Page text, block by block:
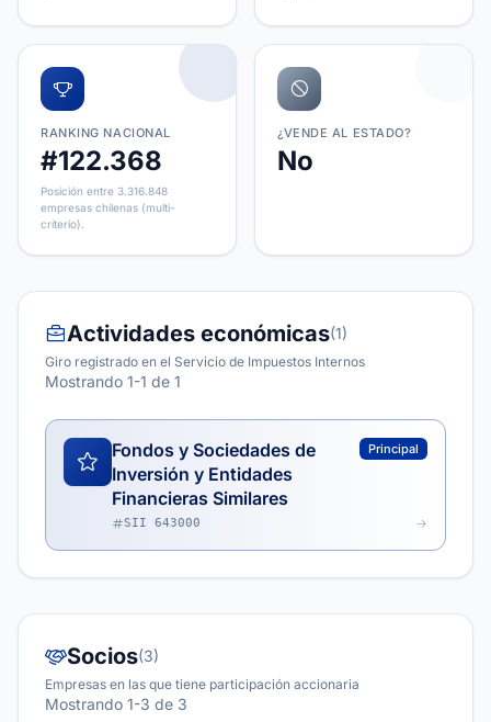
RANKING NACIONAL
#122.368
Posición entre 3.316.848
empresas chilenas (multi-
criterio).
¿VENDE AL ESTADO?
No
Actividades económicas(1)
Giro registrado en el Servicio de Impuestos Internos
Mostrando 1-1 de 1
Fondos y Sociedades de
Inversión y Entidades
Financieras Similares
Principal
SII 643000
Socios(3)
Empresas en las que tiene participación accionaria
Mostrando 1-3 de 3